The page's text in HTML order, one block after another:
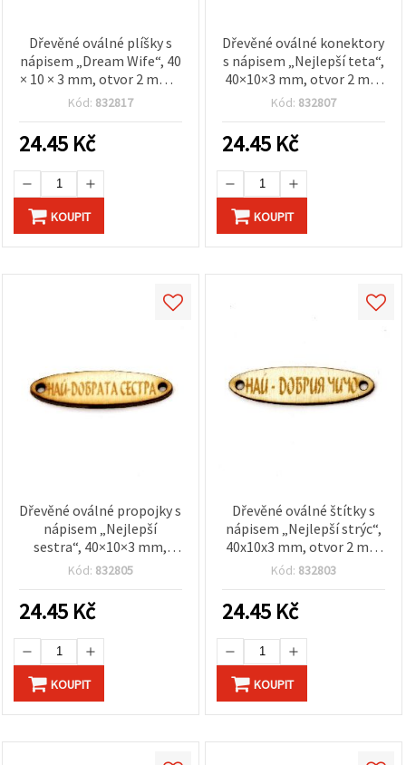
Dřevěné oválné plíšky s
nápisem „Dream Wife“, 40
× 10 × 3 mm, otvor 2 mm –
10 ks (na tvoření, šperky,
Kód: 832817
24.45 Kč
KOUPIT
Dřevěné oválné konektory
s nápisem „Nejlepší teta“,
40×10×3 mm, otvor 2 mm
– 10 ks
Kód: 832807
24.45 Kč
KOUPIT
Dřevěné oválné propojky s
nápisem „Nejlepší
sestra“, 40×10×3 mm,
otvory 2 mm, 10 ks – na
Kód: 832805
24.45 Kč
KOUPIT
Dřevěné oválné štítky s
nápisem „Nejlepší strýc“,
40x10x3 mm, otvor 2 mm
– 10 ks
Kód: 832803
24.45 Kč
KOUPIT